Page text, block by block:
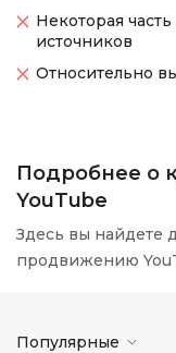
Некоторая
источников
Относительно
Подробнее о
YouTube
Здесь вы найдете
продвижению
Популярные